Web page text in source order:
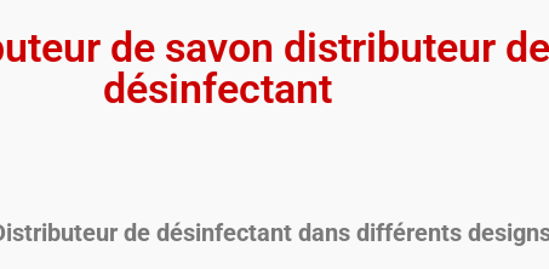
de savon distributeur de
désinfectant
de désinfectantdans différents